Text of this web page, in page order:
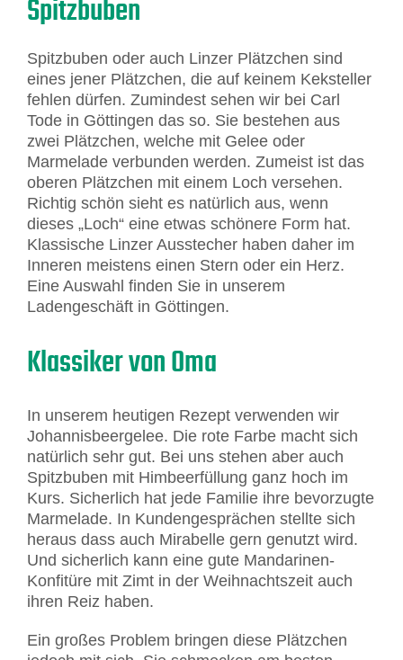
Spitzbuben
Spitzbuben oder auch Linzer Plätzchen sind
eines jener Plätzchen, die auf keinem Keksteller
fehlen dürfen. Zumindest sehen wir bei Carl
Tode in Göttingen das so. Sie bestehen aus
zwei Plätzchen, welche mit Gelee oder
Marmelade verbunden werden. Zumeist ist das
oberen Plätzchen mit einem Loch versehen.
Richtig schön sieht es natürlich aus, wenn
dieses „Loch“ eine etwas schönere Form hat.
Klassische Linzer Ausstecher haben daher im
Inneren meistens einen Stern oder ein Herz.
Eine Auswahl finden Sie in unserem
Ladengeschäft in Göttingen.
Klassiker von Oma
In unserem heutigen Rezept verwenden wir
Johannisbeergelee. Die rote Farbe macht sich
natürlich sehr gut. Bei uns stehen aber auch
Spitzbuben mit Himbeerfüllung ganz hoch im
Kurs. Sicherlich hat jede Familie ihre bevorzugte
Marmelade. In Kundengesprächen stellte sich
heraus dass auch Mirabelle gern genutzt wird.
Und sicherlich kann eine gute Mandarinen-
Konfitüre mit Zimt in der Weihnachtszeit auch
ihren Reiz haben.
Ein großes Problem bringen diese Plätzchen